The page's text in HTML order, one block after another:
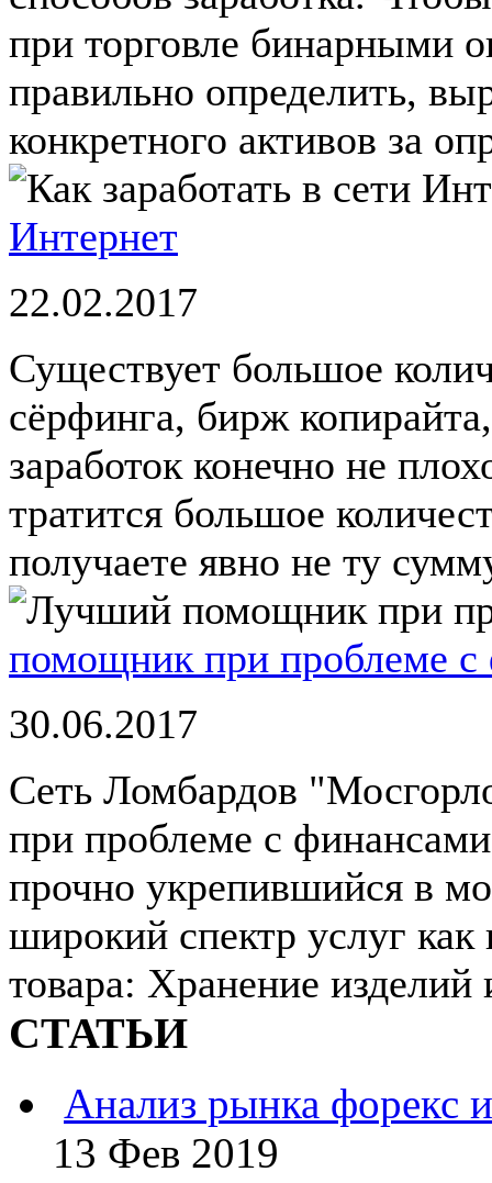
при торговле бинарными
правильно определить,
конкретного активов за
Интернет
22.02.2017
Существует большое
сёрфинга, бирж
заработок конечно не
тратится большое
получаете явно не ту
помощник при проблеме
30.06.2017
Сеть Ломбардов
при проблеме с
прочно укрепившийся в
широкий спектр услуг
товара: Хранение изделий
СТАТЬИ
Анализ рынка форекс
13 Фев 2019